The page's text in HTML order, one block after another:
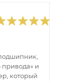
привода» и
который